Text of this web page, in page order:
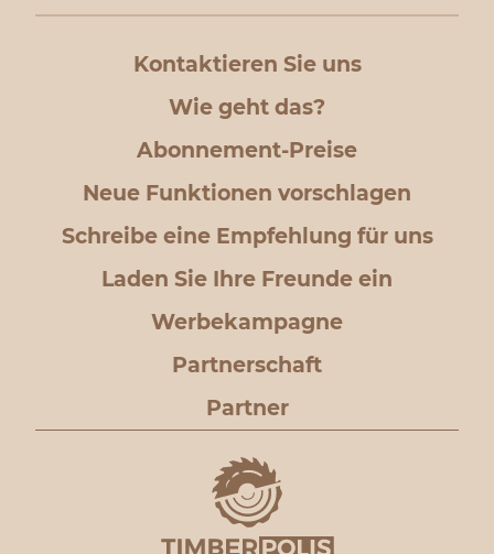
Kontaktieren Sie uns
Wie geht das?
Abonnement-Preise
Neue Funktionen vorschlagen
Schreibe eine Empfehlung für uns
Laden Sie Ihre Freunde ein
Werbekampagne
Partnerschaft
Partner